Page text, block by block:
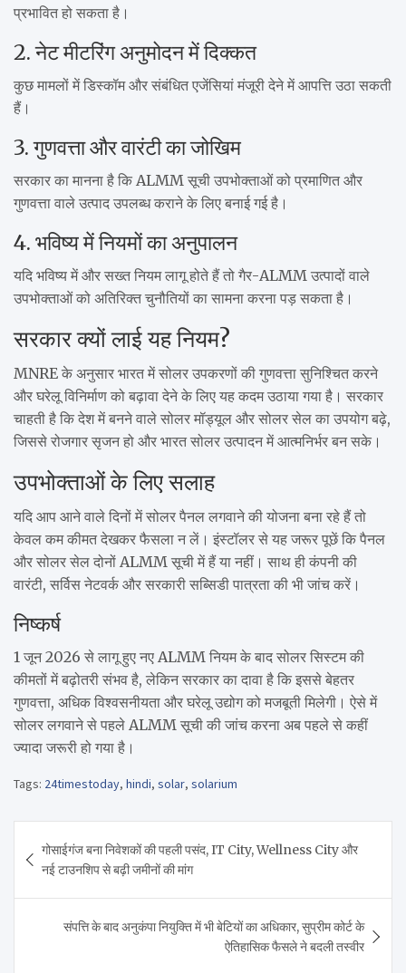
प्रभावित हो सकता है।
2. नेट मीटरिंग अनुमोदन में दिक्कत
कुछ मामलों में डिस्कॉम और संबंधित एजेंसियां मंजूरी देने में आपत्ति उठा सकती
हैं।
3. गुणवत्ता और वारंटी का जोखिम
सरकार का मानना है कि ALMM सूची उपभोक्ताओं को प्रमाणित और
गुणवत्ता वाले उत्पाद उपलब्ध कराने के लिए बनाई गई है।
4. भविष्य में नियमों का अनुपालन
यदि भविष्य में और सख्त नियम लागू होते हैं तो गैर-ALMM उत्पादों वाले
उपभोक्ताओं को अतिरिक्त चुनौतियों का सामना करना पड़ सकता है।
सरकार क्यों लाई यह नियम?
MNRE के अनुसार भारत में सोलर उपकरणों की गुणवत्ता सुनिश्चित करने
और घरेलू विनिर्माण को बढ़ावा देने के लिए यह कदम उठाया गया है। सरकार
चाहती है कि देश में बनने वाले सोलर मॉड्यूल और सोलर सेल का उपयोग बढ़े,
जिससे रोजगार सृजन हो और भारत सोलर उत्पादन में आत्मनिर्भर बन सके।
उपभोक्ताओं के लिए सलाह
यदि आप आने वाले दिनों में सोलर पैनल लगवाने की योजना बना रहे हैं तो
केवल कम कीमत देखकर फैसला न लें। इंस्टॉलर से यह जरूर पूछें कि पैनल
और सोलर सेल दोनों ALMM सूची में हैं या नहीं। साथ ही कंपनी की
वारंटी, सर्विस नेटवर्क और सरकारी सब्सिडी पात्रता की भी जांच करें।
निष्कर्ष
1 जून 2026 से लागू हुए नए ALMM नियम के बाद सोलर सिस्टम की
कीमतों में बढ़ोतरी संभव है, लेकिन सरकार का दावा है कि इससे बेहतर
गुणवत्ता, अधिक विश्वसनीयता और घरेलू उद्योग को मजबूती मिलेगी। ऐसे में
सोलर लगवाने से पहले ALMM सूची की जांच करना अब पहले से कहीं
ज्यादा जरूरी हो गया है।
Tags: 24timestoday, hindi, solar, solarium
navigation
गोसाईगंज बना निवेशकों की पहली पसंद, IT City, Wellness City और
नई टाउनशिप से बढ़ी जमीनों की मांग
संपत्ति के बाद अनुकंपा नियुक्ति में भी बेटियों का अधिकार, सुप्रीम कोर्ट के
ऐतिहासिक फैसले ने बदली तस्वीर